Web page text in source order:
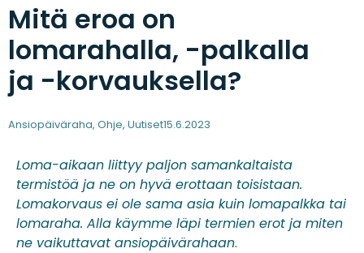
Mitä eroa on
lomarahalla, -palkalla
ja -korvauksella?
Ansiopäiväraha, Ohje, Uutiset15.6.2023
Loma-aikaan liittyy paljon samankaltaista
termistöä ja ne on hyvä erottaan toisistaan.
Lomakorvaus ei ole sama asia kuin lomapalkka tai
lomaraha. Alla käymme läpi termien erot ja miten
ne vaikuttavat ansiopäivärahaan.